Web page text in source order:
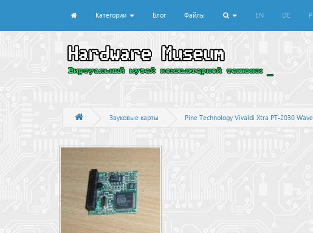
Категории Блог Файлы EN DE PL
Звуковые карты Pine Technology Vivaldi Xtra PT-2030